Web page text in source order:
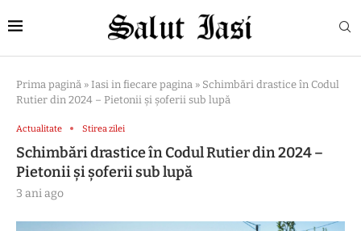
Prima pagină » Iasi in fiecare pagina » Schimbări drastice în Codul
Rutier din 2024 – Pietonii și șoferii sub lupă
Actualitate Stirea zilei
Schimbări drastice în Codul Rutier din 2024 –
Pietonii și șoferii sub lupă
3 ani ago